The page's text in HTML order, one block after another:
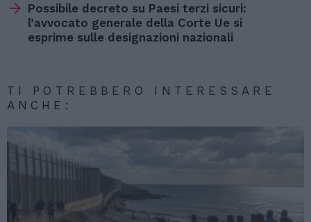
Possibile decreto su Paesi terzi sicuri:
l’avvocato generale della Corte Ue si
esprime sulle designazioni nazionali
TI POTREBBERO INTERESSARE
ANCHE: